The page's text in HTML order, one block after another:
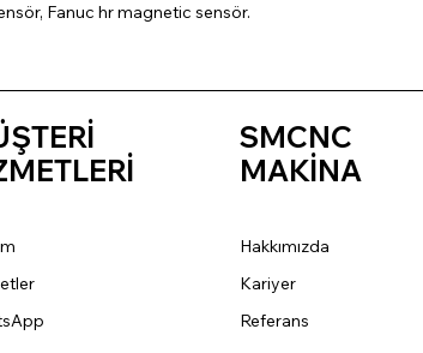
Fanuc hr magnetic sensör.
SMCNC
MAKİNA
Hakkımızda
Kariyer
Referans